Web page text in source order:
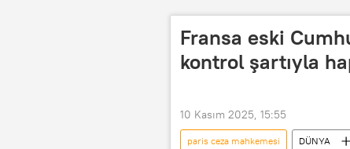
Fransa eski
kontrol şartıyla
10 Kasım 2025, 15:55
paris ceza mahkemesi DÜNYA